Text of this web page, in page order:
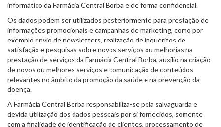
informático da Farmácia Central Borba e de forma confidencial.
Os dados podem ser utilizados posteriormente para prestação de
informações promocionais e campanhas de marketing, como por
exemplo envio de newsletters, realização de inquéritos de
satisfação e pesquisas sobre novos serviços ou melhorias na
prestação de serviços da Farmácia Central Borba, auxílio na criação
de novos ou melhores serviços e comunicação de conteúdos
relevantes no âmbito da promoção da saúde e na prevenção da
doença.
A Farmácia Central Borba responsabiliza-se pela salvaguarda e
devida utilização dos dados pessoais por si fornecidos, somente
com a finalidade de identificação de clientes, processamento de